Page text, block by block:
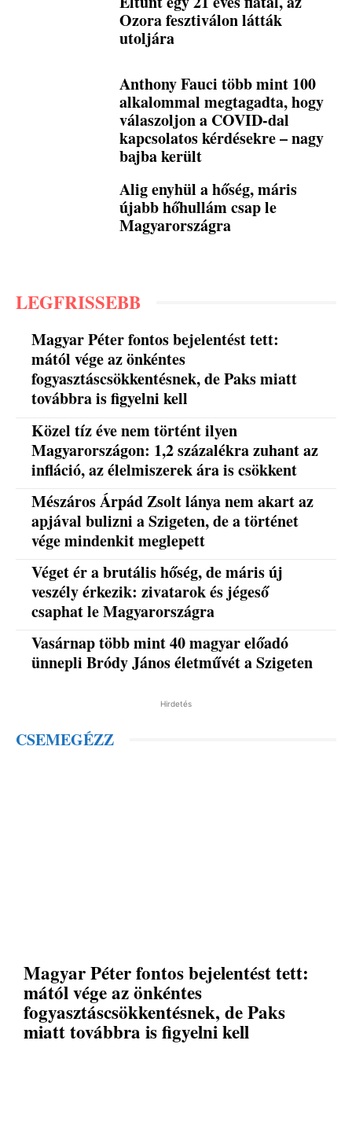
Ozora fesztiválon látták
utoljára
Anthony Fauci több mint 100
alkalommal megtagadta, hogy
válaszoljon a COVID-dal
kapcsolatos kérdésekre – nagy
bajba került
Alig enyhül a hőség, máris
újabb hőhullám csap le
Magyarországra
LEGFRISSEBB
Magyar Péter fontos bejelentést tett:
mától vége az önkéntes
fogyasztáscsökkentésnek, de Paks miatt
továbbra is figyelni kell
Közel tíz éve nem történt ilyen
Magyarországon: 1,2 százalékra zuhant az
infláció, az élelmiszerek ára is csökkent
Mészáros Árpád Zsolt lánya nem akart az
apjával bulizni a Szigeten, de a történet
vége mindenkit meglepett
Véget ér a brutális hőség, de máris új
veszély érkezik: zivatarok és jégeső
csaphat le Magyarországra
Vasárnap több mint 40 magyar előadó
ünnepli Bródy János életművét a Szigeten
Hirdetés
CSEMEGÉZZ
Magyar Péter fontos bejelentést tett:
mától vége az önkéntes
fogyasztáscsökkentésnek, de Paks
miatt továbbra is figyelni kell